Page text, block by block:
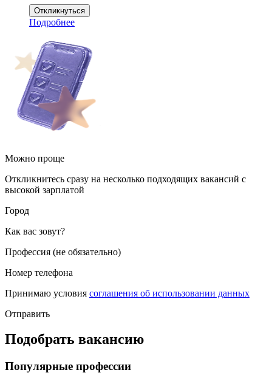
Откликнуться
Подробнее
Можно проще
Откликнитесь сразу на несколько подходящих вакансий с
высокой зарплатой
Город
Как вас зовут?
Профессия (не обязательно)
Номер телефона
Принимаю условия соглашения об использовании данных
Отправить
Подобрать вакансию
Популярные профессии